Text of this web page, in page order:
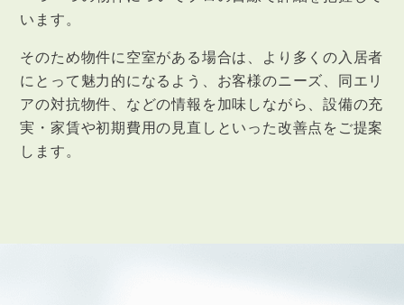
います。
そのため物件に空室がある場合は、より多くの入居者
にとって魅力的になるよう、お客様のニーズ、同エリ
アの対抗物件、などの情報を加味しながら、設備の充
実・家賃や初期費用の見直しといった改善点をご提案
します。